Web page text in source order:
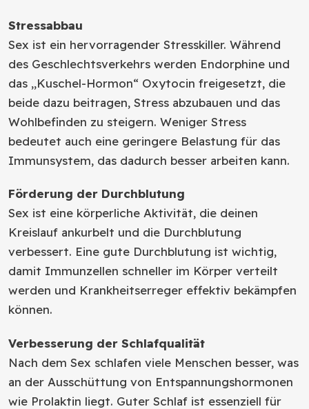
Stressabbau
Sex ist ein hervorragender Stresskiller. Während
des Geschlechtsverkehrs werden Endorphine und
das „Kuschel-Hormon“ Oxytocin freigesetzt, die
beide dazu beitragen, Stress abzubauen und das
Wohlbefinden zu steigern. Weniger Stress
bedeutet auch eine geringere Belastung für das
Immunsystem, das dadurch besser arbeiten kann.
Förderung der Durchblutung
Sex ist eine körperliche Aktivität, die deinen
Kreislauf ankurbelt und die Durchblutung
verbessert. Eine gute Durchblutung ist wichtig,
damit Immunzellen schneller im Körper verteilt
werden und Krankheitserreger effektiv bekämpfen
können.
Verbesserung der Schlafqualität
Nach dem Sex schlafen viele Menschen besser, was
an der Ausschüttung von Entspannungshormonen
wie Prolaktin liegt. Guter Schlaf ist essenziell für